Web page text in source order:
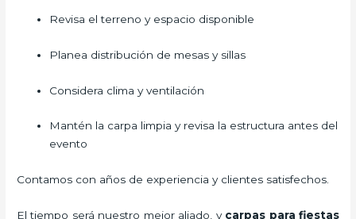
Revisa el terreno y espacio disponible
Planea distribución de mesas y sillas
Considera clima y ventilación
Mantén la carpa limpia y revisa la estructura antes del
evento
Contamos con años de experiencia y clientes satisfechos.
El tiempo será nuestro mejor aliado, y carpas para fiestas